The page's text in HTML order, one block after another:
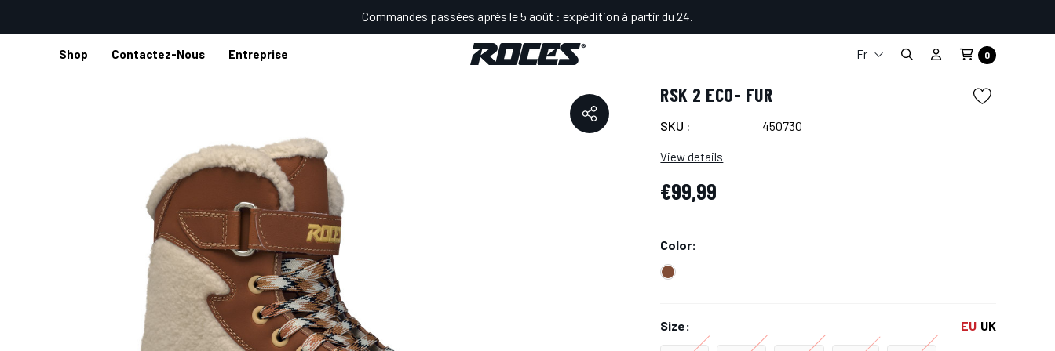
Commandes passées après le 5 août : expédition à partir du 24.
Shop Contactez-Nous Entreprise
Fr
0
Accueil Shop Patins à glace Patins Glamour Glacé
RSK 2 ECO- FUR
SKU : 450730
View details
€99,99
Color:
Size: EU UK